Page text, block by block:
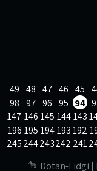
45
46
47
48
49
94
95
96
97
98
143
144
145
146
147
192
193
194
195
196
241
242
243
244
245
Dotan-Lidgi |